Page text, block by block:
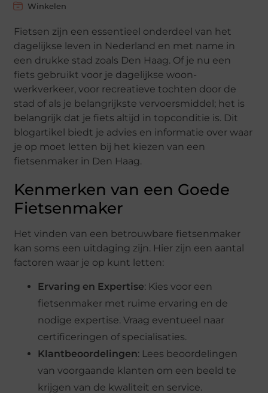
Winkelen
Fietsen zijn een essentieel onderdeel van het
dagelijkse leven in Nederland en met name in
een drukke stad zoals Den Haag. Of je nu een
fiets gebruikt voor je dagelijkse woon-
werkverkeer, voor recreatieve tochten door de
stad of als je belangrijkste vervoersmiddel; het is
belangrijk dat je fiets altijd in topconditie is. Dit
blogartikel biedt je advies en informatie over waar
je op moet letten bij het kiezen van een
fietsenmaker in Den Haag.
Kenmerken van een Goede
Fietsenmaker
Het vinden van een betrouwbare fietsenmaker
kan soms een uitdaging zijn. Hier zijn een aantal
factoren waar je op kunt letten:
Ervaring en Expertise: Kies voor een
fietsenmaker met ruime ervaring en de
nodige expertise. Vraag eventueel naar
certificeringen of specialisaties.
Klantbeoordelingen: Lees beoordelingen
van voorgaande klanten om een beeld te
krijgen van de kwaliteit en service.